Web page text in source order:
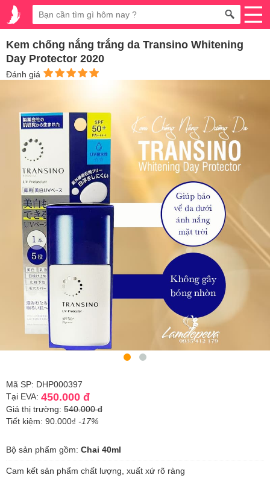
Kem chống nắng trắng da Transino Whitening
Day Protector 2020
Đánh giá
Mã SP: DHP000397
Tại EVA: 450.000 đ
Giá thị trường: 540.000 đ
Tiết kiệm: 90.000₫ -17%
Bộ sản phẩm gồm: Chai 40ml
Cam kết sản phẩm chất lượng, xuất xứ rõ ràng